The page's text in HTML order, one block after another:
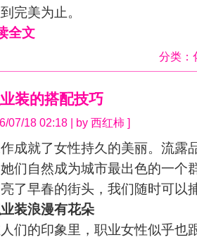
完美为止。
全文
分类：
装的搭配技巧
07/18 02:18 | by 西红柿 ]
就了女性持久的美丽。流露
们自然成为城市最出色的一个
了早春的街头，我们随时可以
装浪漫有花朵
的印象里，职业女性似乎也